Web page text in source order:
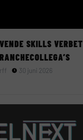
SKILLS
30 juni 2026